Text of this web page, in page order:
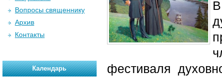
фестиваля
Вопросы священнику
Архив
Контакты
Календарь